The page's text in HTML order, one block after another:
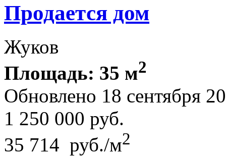
Продается дом
Жуков
Площадь: 35 м2
Обновлено 18 сентября
1 250 000 руб.
35 714 руб./м2